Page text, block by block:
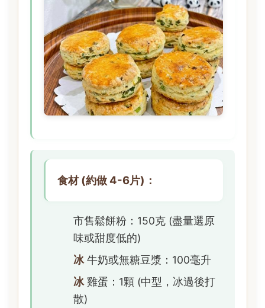
食材 (約做 4-6片)：
市售鬆餅粉：150克 (盡量選原
味或甜度低的)
冰牛奶或無糖豆漿：100毫升
冰雞蛋：1顆 (中型，冰過後打
散)